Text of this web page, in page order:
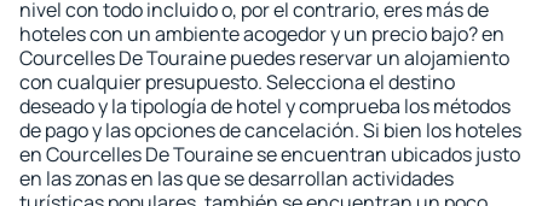
nivel con todo incluido o, por el contrario, eres más de
hoteles con un ambiente acogedor y un precio bajo? en
Courcelles De Touraine puedes reservar un alojamiento
con cualquier presupuesto. Selecciona el destino
deseado y la tipología de hotel y comprueba los métodos
de pago y las opciones de cancelación. Si bien los hoteles
en Courcelles De Touraine se encuentran ubicados justo
en las zonas en las que se desarrollan actividades